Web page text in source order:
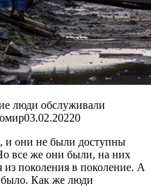
люди обслуживали
03.02.20220
они не были доступны
все же они были, на них
из поколения в поколение. А
было. Как же люди